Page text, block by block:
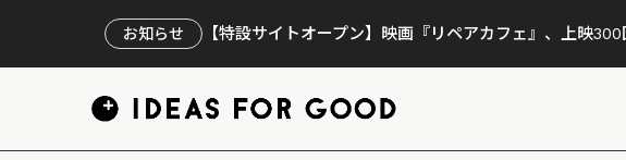
お知らせ 【特設サイトオープン】映画『リペアカフェ』、上映